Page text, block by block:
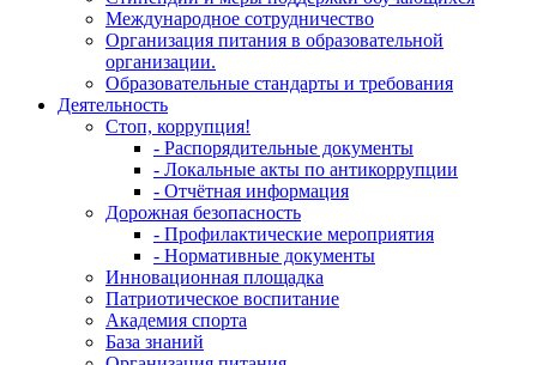
Международное сотрудничество
Организация питания в образовательной
организации.
Образовательные стандарты и требования
Деятельность
Стоп, коррупция!
- Распорядительные документы
- Локальные акты по антикоррупции
- Отчётная информация
Дорожная безопасность
- Профилактические мероприятия
- Нормативные документы
Инновационная площадка
Патриотическое воспитание
Академия спорта
База знаний